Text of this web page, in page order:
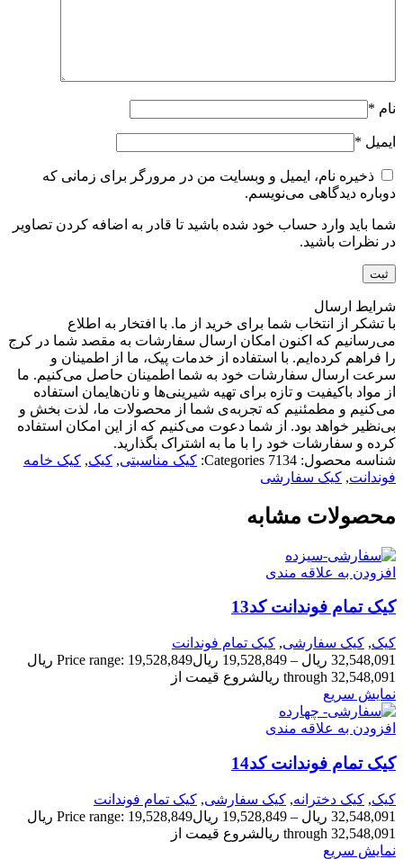
نام *
ایمیل *
ذخیره نام، ایمیل و وبسایت من در مرورگر برای زمانی که
دوباره دیدگاهی می‌نویسم.
شما باید وارد حساب خود شده باشید تا قادر به اضافه کردن تصاویر
در نظرات باشید.
شرایط ارسال
با تشکر از انتخاب شما برای خرید از ما. با افتخار به اطلاع
می‌رسانیم که اکنون امکان ارسال سفارشات به مقصد شما در کرج
را فراهم کرده‌ایم. با استفاده از خدمات پیک، ما از اطمینان و
سرعت ارسال سفارشات خود به شما اطمینان حاصل می‌کنیم. ما
از مواد باکیفیت و تازه برای تهیه شیرینی‌ها و نان‌هایمان استفاده
می‌کنیم و مطمئنیم که تجربه‌ی شما از محصولات ما، لذت بخش و
بی‌نظیر خواهد بود. از شما دعوت می‌کنیم که از این امکان استفاده
کرده و سفارشات خود را با ما به اشتراک بگذارید.
شناسه محصول: 7134
Categories: کیک مناسبتی, کیک, کیک خامه
فوندانت, کیک سفارشی
محصولات مشابه
افزودن به علاقه مندی
کیک تمام فوندانت کد13
کیک, کیک سفارشی, کیک تمام فوندانت
32,548,091 ریال –
19,528,849 ریال
Price range: 19,528,849 ریال
through 32,548,091 ریال
شروع قیمت از
نمایش سریع
افزودن به علاقه مندی
کیک تمام فوندانت کد14
کیک, کیک دخترانه, کیک سفارشی, کیک تمام فوندانت
32,548,091 ریال –
19,528,849 ریال
Price range: 19,528,849 ریال
through 32,548,091 ریال
شروع قیمت از
نمایش سریع